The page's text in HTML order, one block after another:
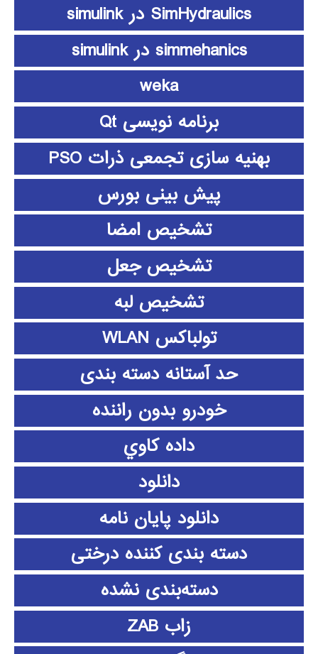
SimHydraulics در simulink
simmehanics در simulink
weka
برنامه نویسی Qt
بهنیه سازی تجمعی ذرات PSO
پیش بینی بورس
تشخیص امضا
تشخیص جعل
تشخیص لبه
تولباکس WLAN
حد آستانه دسته بندی
خودرو بدون راننده
داده كاوي
دانلود
دانلود پايان نامه
دسته بندی کننده درختی
دسته‌بندی نشده
زاب ZAB